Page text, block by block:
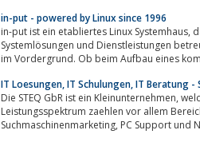
in-put - powered by Linux since 1996
in-put ist ein etabliertes Linux Systemhaus, das seit 1996 Kunden deutschlandweit mit der gesamten Bandbreite an Linux-
Systemlösungen und Dienstleistungen betreut. Die Entwicklung
im Vordergrund. Ob beim Aufbau eines
IT Loesungen, IT Schulungen, IT Beratung -
Die STEQ GbR ist ein Kleinunternehmen, welches seine Haupttaetigkeit auf die allgemeine IT-Dienstleistung fokussiert.Zum
Leistungsspektrum zaehlen vor allem Bereiche wie
Suchmaschinenmarketing, PC Support und